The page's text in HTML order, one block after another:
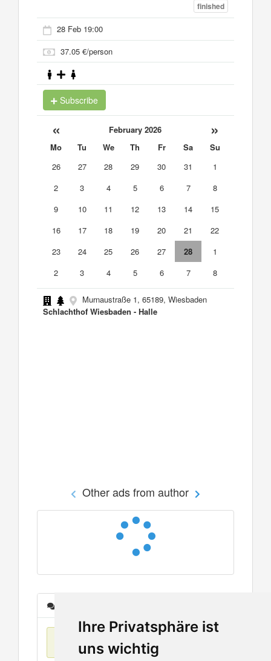
Ihre Privatsphäre ist
uns wichtig
finished
28 Feb 19:00
37.05 €/person
Subscribe
« February 2026 »
Mo Tu We Th Fr Sa
Su
26
27 28 29 30 31
1
2
3 4 5 6 7
8
9
10 11 12 13 14
15
16
17 18 19 20 21
22
23
24 25 26 27 28
1
2
3 4 5 6 7 8
Murnaustraße 1, 65189, Wiesbaden
Schlachthof Wiesbaden - Halle
Other ads from author
No items found